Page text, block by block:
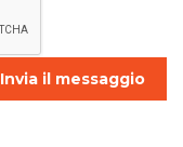
Invia il messaggio